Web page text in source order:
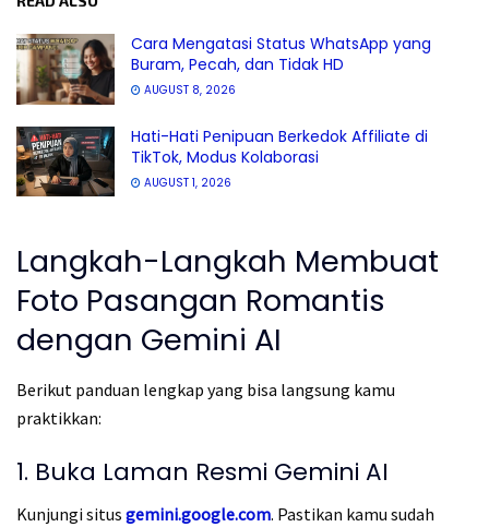
Cara Mengatasi Status WhatsApp yang
Buram, Pecah, dan Tidak HD
AUGUST 8, 2026
Hati-Hati Penipuan Berkedok Affiliate di
TikTok, Modus Kolaborasi
AUGUST 1, 2026
Langkah-Langkah Membuat
Foto Pasangan Romantis
dengan Gemini AI
Berikut panduan lengkap yang bisa langsung kamu
praktikkan:
1. Buka Laman Resmi Gemini AI
Kunjungi situs gemini.google.com. Pastikan kamu sudah